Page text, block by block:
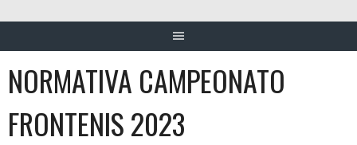
NORMATIVA CAMPEONATO
FRONTENIS 2023